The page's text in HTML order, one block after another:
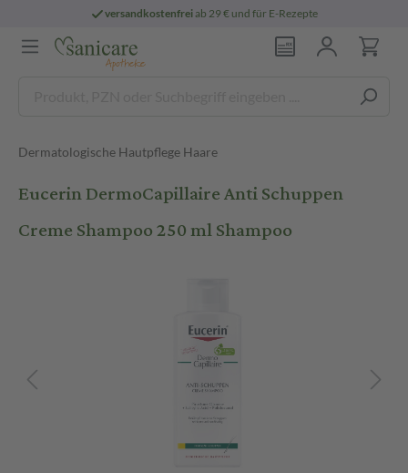
versandkostenfreiab 29 € und für E-Rezepte
Dermatologische Hautpflege Haare
Eucerin DermoCapillaire Anti Schuppen
Creme Shampoo 250 ml Shampoo